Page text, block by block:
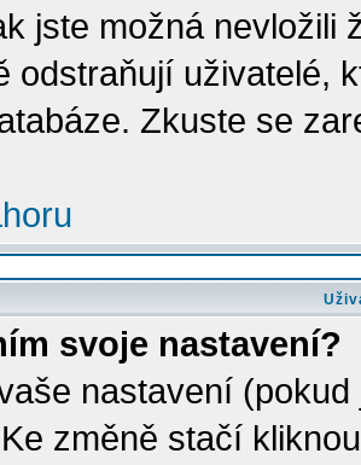
jste možná nevložili
odstraňují uživatelé,
Zkuste se
svoje nastavení?
nastavení
změně stačí